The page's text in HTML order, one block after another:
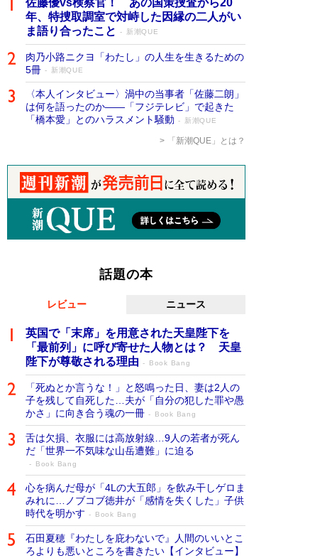
佐藤優vs検察官！ あの国策捜査から20
年、特捜取調室で対峙した因縁の二人がい
ま語り合ったこと
新潮QUE
肉乃小路ニクヨ「わたし」の人生を生きるための
5冊
新潮QUE
〈本人インタビュー〉渦中の当事者「佐藤二朗」
は何を語ったのか――「フジテレビ」で起きた
「橋本愛」とのハラスメント騒動
新潮QUE
「新潮QUE」とは？
話題の本
レビュー ニュース
英国で「末席」を用意された天皇陛下を
「最前列」に呼び寄せた人物とは？ 天皇
陛下が尊敬される理由
Book Bang
「死ぬとか言うな！」と怒鳴った日、妻は2人の
子を残して自死した…夫が「自分の犯した罪や愚
かさ」に向き合う魂の一冊
Book Bang
舌は欠損、衣服には高放射線…9人の若者が死ん
だ「世界一不気味な山岳遭難」に迫る
Book Bang
心を病んだ母が「4Lの大五郎」を飲み干しゲロま
みれに…ノブコブ徳井が「感情を失くした」子供
時代を明かす
Book Bang
石田夏穂『わたしを庇わないで』人間のいいとこ
ろよりも悪いところを書きたい【インタビュー】